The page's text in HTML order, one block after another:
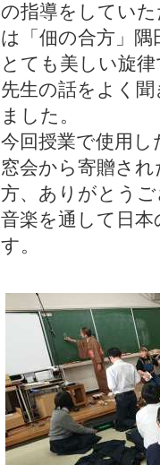
の指導をしてい
は「佃の合方」
とても美しい旋
先生の話をよく
ました。
今回授業で使用
窓会から寄贈さ
方、ありがとう
音楽を通して日
す。